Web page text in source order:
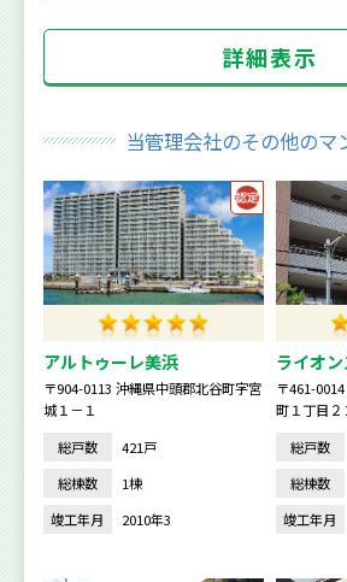
詳細表示
当管理会社のその他のマ
アルトゥーレ美浜
〒904-0113 沖縄県中頭郡北谷町字宮
城１－１
総戸数
421戸
総棟数
1棟
竣工年月
2010年3
ライオ
〒461-
町１丁目２
総戸数
総棟数
竣工年月